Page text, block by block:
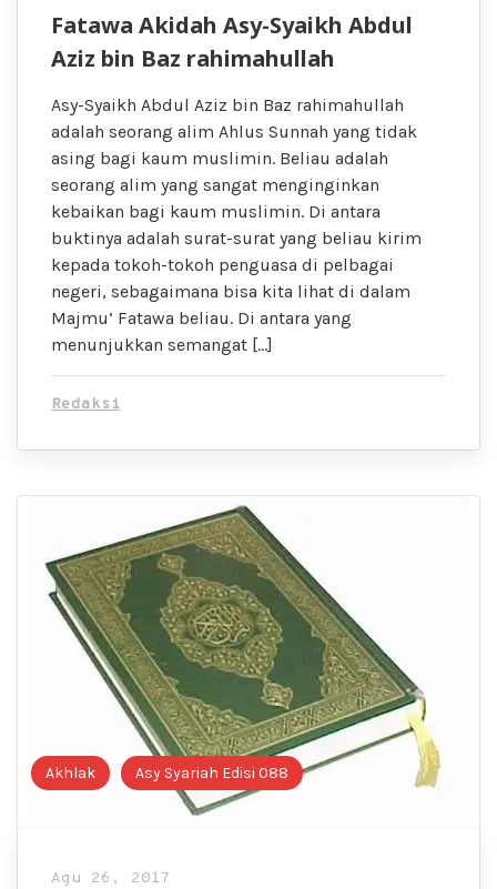
Fatawa Akidah Asy-Syaikh Abdul
Aziz bin Baz rahimahullah
Asy-Syaikh Abdul Aziz bin Baz rahimahullah
adalah seorang alim Ahlus Sunnah yang tidak
asing bagi kaum muslimin. Beliau adalah
seorang alim yang sangat menginginkan
kebaikan bagi kaum muslimin. Di antara
buktinya adalah surat-surat yang beliau kirim
kepada tokoh-tokoh penguasa di pelbagai
negeri, sebagaimana bisa kita lihat di dalam
Majmu’ Fatawa beliau. Di antara yang
menunjukkan semangat […]
Redaksi
Akhlak Asy Syariah Edisi 088
Agu 26, 2017